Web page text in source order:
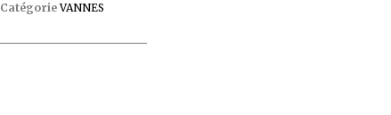
Catégorie VANNES